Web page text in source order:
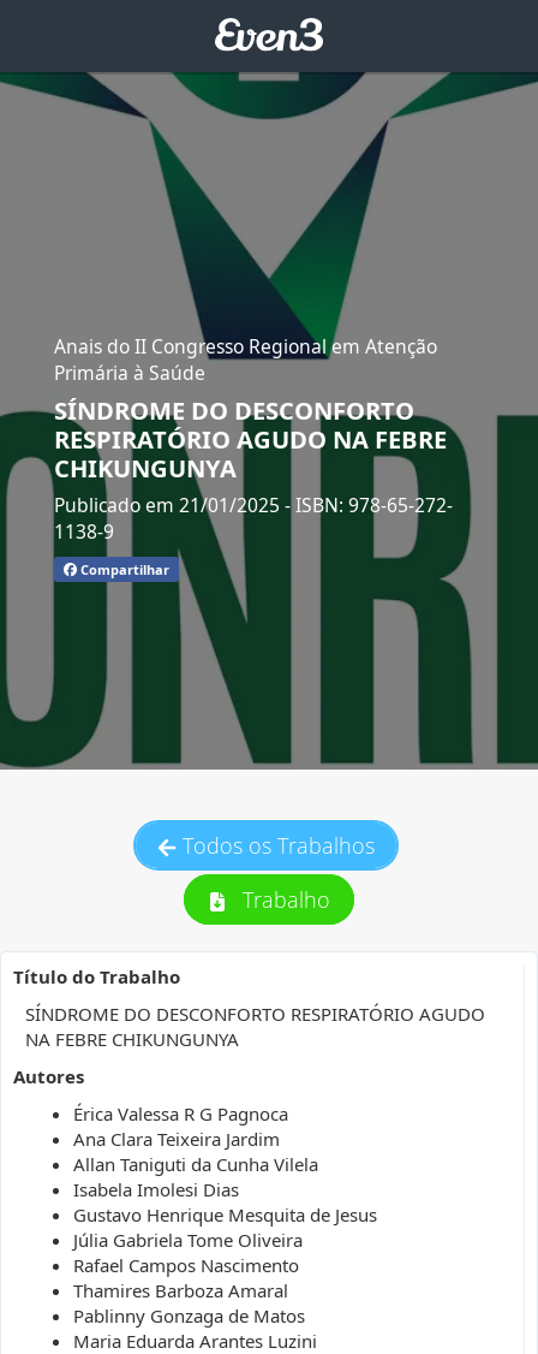
Anais do II Congresso Regional em Atenção
Primária à Saúde
SÍNDROME DO DESCONFORTO
RESPIRATÓRIO AGUDO NA FEBRE
CHIKUNGUNYA
Publicado em 21/01/2025 - ISBN: 978-65-272-
1138-9
Compartilhar
Todos os Trabalhos
Trabalho
Título do Trabalho
SÍNDROME DO DESCONFORTO RESPIRATÓRIO AGUDO
NA FEBRE CHIKUNGUNYA
Autores
Érica Valessa R G Pagnoca
Ana Clara Teixeira Jardim
Allan Taniguti da Cunha Vilela
Isabela Imolesi Dias
Gustavo Henrique Mesquita de Jesus
Júlia Gabriela Tome Oliveira
Rafael Campos Nascimento
Thamires Barboza Amaral
Pablinny Gonzaga de Matos
Maria Eduarda Arantes Luzini